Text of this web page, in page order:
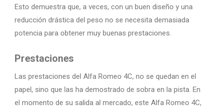
Esto demuestra que, a veces, con un buen diseño y una
reducción drástica del peso no se necesita demasiada
potencia para obtener muy buenas prestaciones.
Prestaciones
Las prestaciones del Alfa Romeo 4C, no se quedan en el
papel, sino que las ha demostrado de sobra en la pista. En
el momento de su salida al mercado, este Alfa Romeo 4C,